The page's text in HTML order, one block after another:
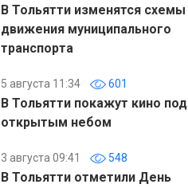
В Тольятти изменятся схемы
движения муниципального
транспорта
5 августа 11:34 601
В Тольятти покажут кино под
открытым небом
3 августа 09:41 548
В Тольятти отметили День